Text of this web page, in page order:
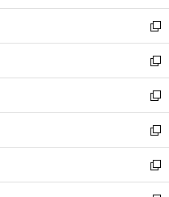
開
く
ウ
で
開
く
ン
ド
ウ
で
開
く
新
し
い
ウ
ィ
ン
ド
ウ
で
開
新
し
い
ウ
ィ
ン
ド
ウ
新
し
い
ウ
ィ
ン
新
し
い
ウ
新
し